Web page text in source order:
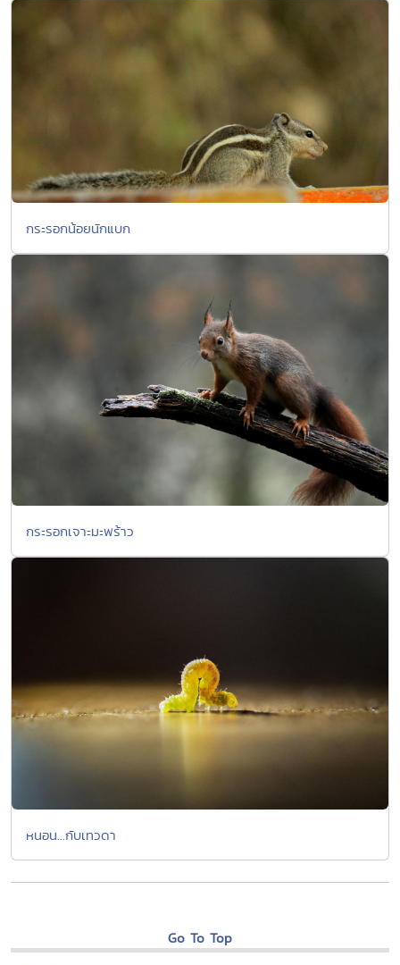
กระรอกน้อยนักแบก
กระรอกเจาะมะพร้าว
หนอน...กับเทวดา
Go To Top